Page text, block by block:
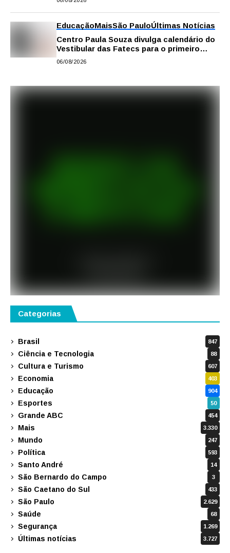
EducaçãoMaisSão PauloÚltimas Notícias
Centro Paula Souza divulga calendário do
Vestibular das Fatecs para o primeiro
semestre de 2027
06/08/2026
Categorias
Brasil 847
Ciência e Tecnologia 88
Cultura e Turismo 607
Economia 403
Educação 904
Esportes 50
Grande ABC 454
Mais 3.330
Mundo 247
Política 593
Santo André 14
São Bernardo do Campo 3
São Caetano do Sul 433
São Paulo 2.629
Saúde 68
Segurança 1.269
Últimas notícias 3.727